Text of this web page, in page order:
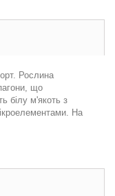
Рослина
що
білу м'якоть з
На